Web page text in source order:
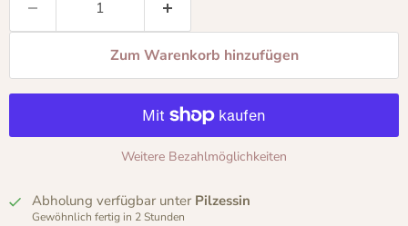
Zum Warenkorb hinzufügen
Weitere Bezahlmöglichkeiten
Abholung verfügbar unter Pilzessin
Gewöhnlich fertig in 2 Stunden